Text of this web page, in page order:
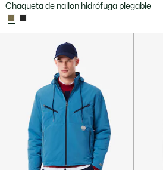
Chaqueta de nailon hidrófuga plegable